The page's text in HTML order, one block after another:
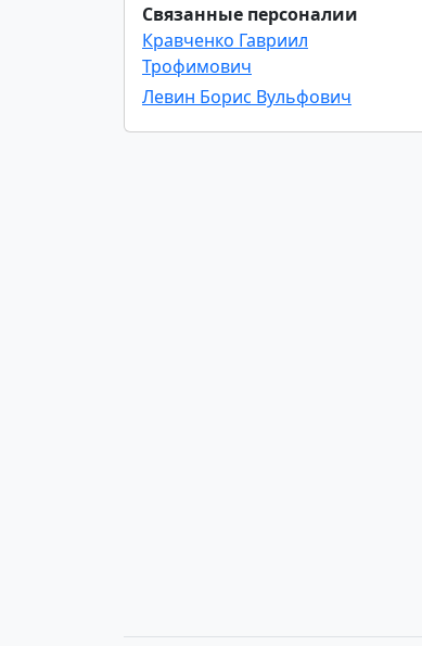
Связанные персоналии
Кравченко Гавриил
Трофимович
Левин Борис Вульфович